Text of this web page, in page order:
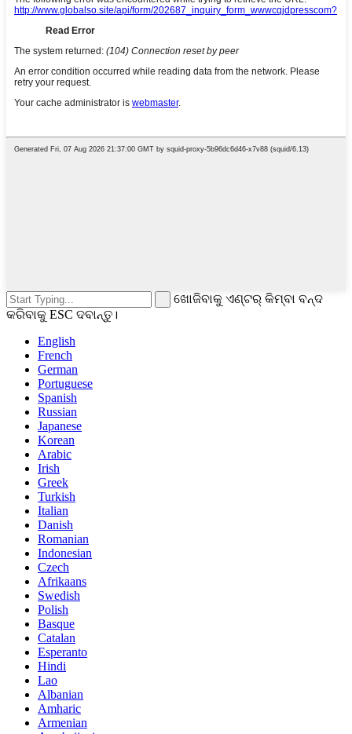
ଖୋଜିବାକୁ ଏଣ୍ଟର୍ କିମ୍ବା ବନ୍ଦ
କରିବାକୁ ESC ଦବାନ୍ତୁ।
English
French
German
Portuguese
Spanish
Russian
Japanese
Korean
Arabic
Irish
Greek
Turkish
Italian
Danish
Romanian
Indonesian
Czech
Afrikaans
Swedish
Polish
Basque
Catalan
Esperanto
Hindi
Lao
Albanian
Amharic
Armenian